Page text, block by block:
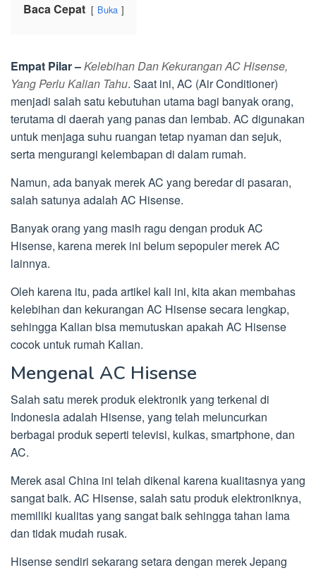
Baca Cepat Buka
Empat Pilar –Kelebihan Dan Kekurangan AC Hisense,
Yang Perlu Kalian Tahu. Saat ini, AC (Air Conditioner)
menjadi salah satu kebutuhan utama bagi banyak orang,
terutama di daerah yang panas dan lembab. AC digunakan
untuk menjaga suhu ruangan tetap nyaman dan sejuk,
serta mengurangi kelembapan di dalam rumah.
Namun, ada banyak merek AC yang beredar di pasaran,
salah satunya adalah AC Hisense.
Banyak orang yang masih ragu dengan produk AC
Hisense, karena merek ini belum sepopuler merek AC
lainnya.
Oleh karena itu, pada artikel kali ini, kita akan membahas
kelebihan dan kekurangan AC Hisense secara lengkap,
sehingga Kalian bisa memutuskan apakah AC Hisense
cocok untuk rumah Kalian.
Mengenal AC Hisense
Salah satu merek produk elektronik yang terkenal di
Indonesia adalah Hisense, yang telah meluncurkan
berbagai produk seperti televisi, kulkas, smartphone, dan
AC.
Merek asal China ini telah dikenal karena kualitasnya yang
sangat baik. AC Hisense, salah satu produk elektroniknya,
memiliki kualitas yang sangat baik sehingga tahan lama
dan tidak mudah rusak.
Hisense sendiri sekarang setara dengan merek Jepang